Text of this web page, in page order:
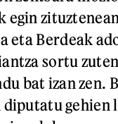
eta Berdeak
sortu
bat izan zen.
gehien